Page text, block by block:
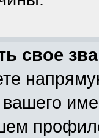
свое